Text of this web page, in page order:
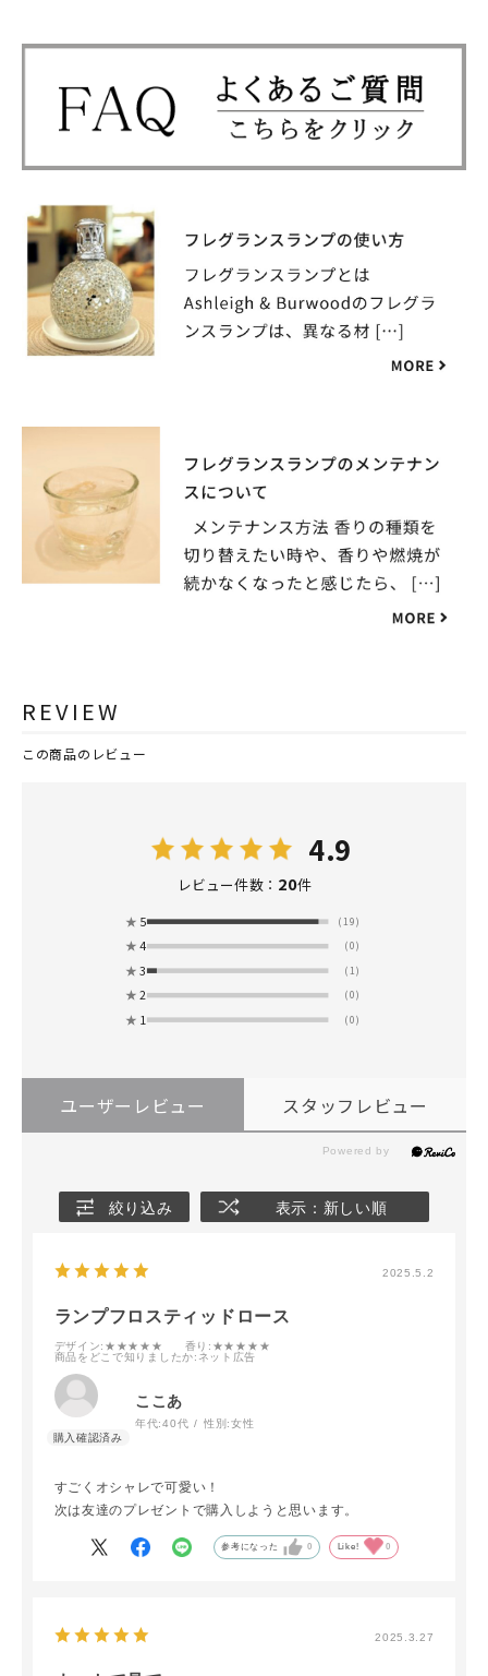
REVIEW
この商品のレビュー
4.9
レビュー件数： 20件
★ 5 (19)
★ 4 (0)
★ 3 (1)
★ 2 (0)
★ 1 (0)
ユーザーレビュー スタッフレビュー
絞り込み 表示：新しい順
2025.5.2
ランプフロスティッドロース
デザイン:★★★★★ 香り :★★★★★
商品をどこで知りましたか:ネット広告
ここあ
年代:40代 性別:女性
すごくオシャレで可愛い！
次は友達のプレゼントで購入しようと思います。
参考になった 0 Like! 0
2025.3.27